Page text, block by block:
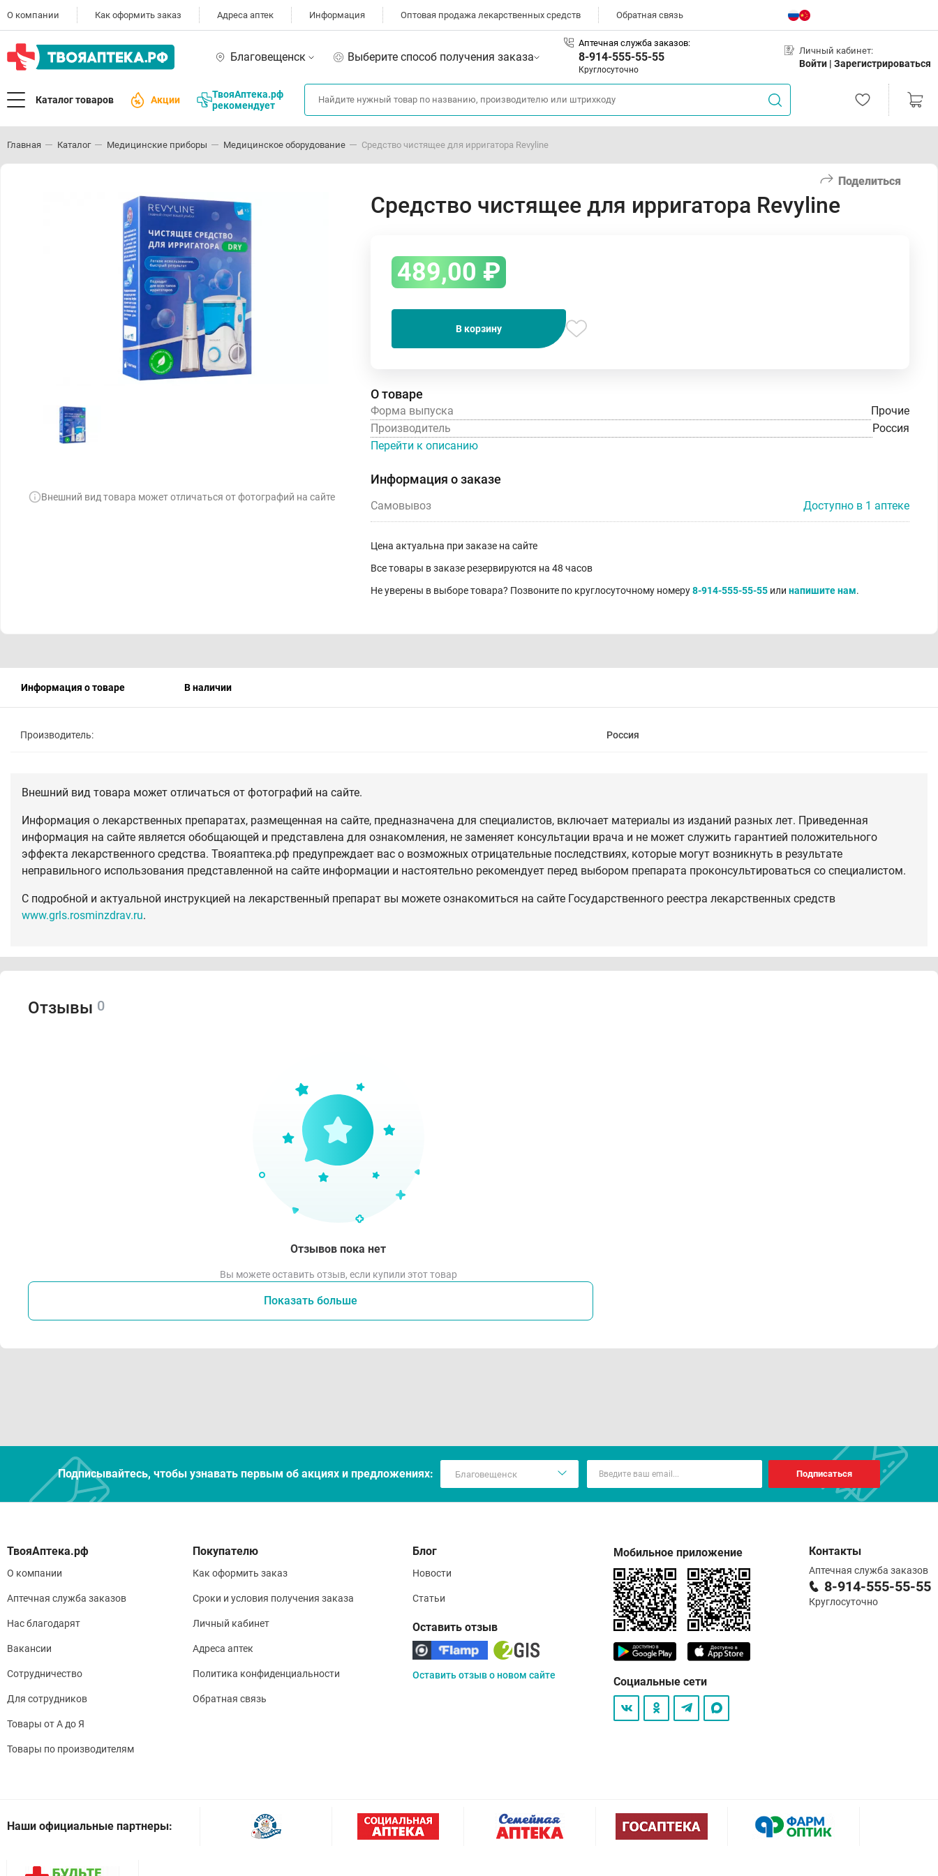
О компании Как оформить заказ Адреса аптек Информация Оптовая продажа лекарственных средств Обратная связь
Благовещенск Выберите способ получения заказа
Аптечная служба заказов:
8-914-555-55-55
Круглосуточно
Личный кабинет:
Войти | Зарегистрироваться
Каталог товаров Акции
ТвояАптека.рф
рекомендует
Главная Каталог Медицинские приборы Медицинское оборудование Средство чистящее для ирригатора Revyline
Поделиться
Внешний вид товара может отличаться от фотографий на сайте
Средство чистящее для ирригатора Revyline
489,00 ₽
В корзину
О товаре
Форма выпуска
Прочие
Производитель
Россия
Перейти к описанию
Информация о заказе
Самовывоз Доступно в 1 аптеке
Цена актуальна при заказе на сайте
Все товары в заказе резервируются на 48 часов
Не уверены в выборе товара? Позвоните по круглосуточному номеру8-914-555-55-55 или напишите нам.
Информация о товаре В наличии
Производитель: Россия
Внешний вид товара может отличаться от фотографий на сайте.
Информация о лекарственных препаратах, размещенная на сайте, предназначена для специалистов, включает материалы из изданий разных лет. Приведенная
информация на сайте является обобщающей и представлена для ознакомления, не заменяет консультации врача и не может служить гарантией положительного
эффекта лекарственного средства. Твояаптека.рф предупреждает вас о возможных отрицательные последствиях, которые могут возникнуть в результате
неправильного использования представленной на сайте информации и настоятельно рекомендует перед выбором препарата проконсультироваться со специалистом.
С подробной и актуальной инструкцией на лекарственный препарат вы можете ознакомиться на сайте Государственного реестра лекарственных средств
www.grls.rosminzdrav.ru.
Отзывы 0
Отзывов пока нет
Вы можете оставить отзыв, если купили этот товар
Показать больше
Подписывайтесь, чтобы узнавать первым об акцияx и предложениях: Подписаться
О компании
Аптечная служба заказов
Нас благодарят
Вакансии
Сотрудничество
Для сотрудников
Товары от А до Я
Товары по производителям
Покупателю
Как оформить заказ
Сроки и условия получения заказа
Личный кабинет
Адреса аптек
Политика конфиденциальности
Обратная связь
Блог
Новости
Статьи
Оставить отзыв
Оставить отзыв о новом сайте
Мобильное приложение
Социальные сети
Контакты
Аптечная служба заказов
8-914-555-55-55
Круглосуточно
Наши официальные партнеры: